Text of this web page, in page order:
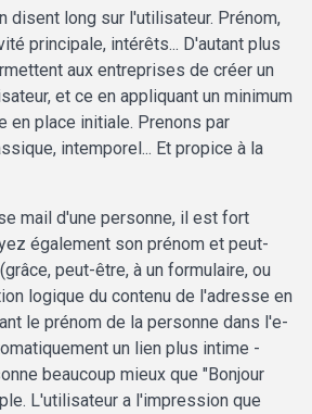
disent long sur l'utilisateur. Prénom,
principale, intérêts... D'autant plus
aux entreprises de créer un
et ce en appliquant un minimum
en place initiale. Prenons par
intemporel... Et propice à la
mail d'une personne, il est fort
également son prénom et peut-
peut-être, à un formulaire, ou
logique du contenu de l'adresse en
le prénom de la personne dans l'e-
un lien plus intime -
beaucoup mieux que "Bonjour
L'utilisateur a l'impression que